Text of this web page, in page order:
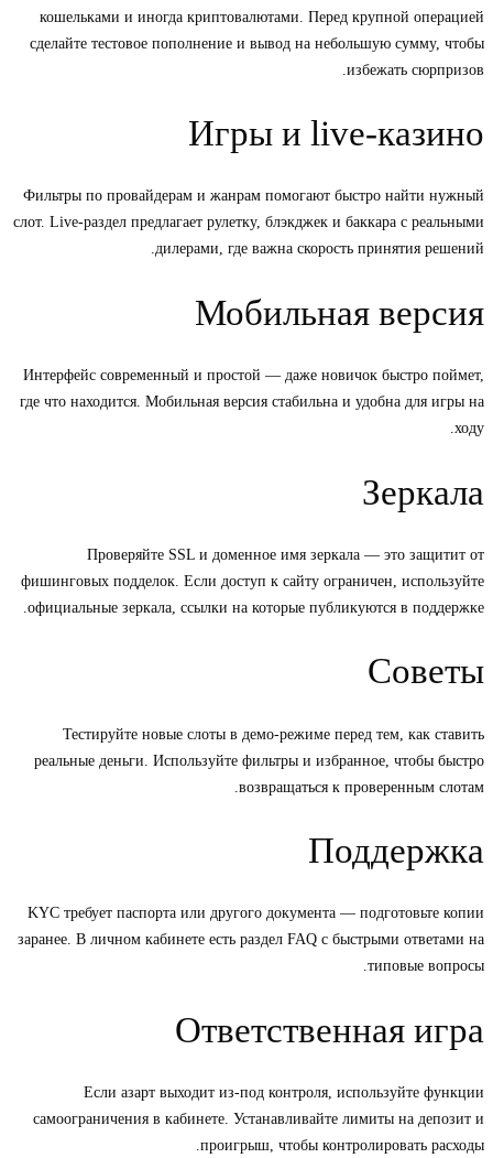
кошельками и иногда криптовалютами. Перед крупной операцией
сделайте тестовое пополнение и вывод на небольшую сумму, чтобы
избежать сюрпризов.
Игры и live-казино
Фильтры по провайдерам и жанрам помогают быстро найти нужный
слот. Live-раздел предлагает рулетку, блэкджек и баккара с реальными
дилерами, где важна скорость принятия решений.
Мобильная версия
Интерфейс современный и простой — даже новичок быстро поймет,
где что находится. Мобильная версия стабильна и удобна для игры на
ходу.
Зеркала
Проверяйте SSL и доменное имя зеркала — это защитит от
фишинговых подделок. Если доступ к сайту ограничен, используйте
официальные зеркала, ссылки на которые публикуются в поддержке.
Советы
Тестируйте новые слоты в демо-режиме перед тем, как ставить
реальные деньги. Используйте фильтры и избранное, чтобы быстро
возвращаться к проверенным слотам.
Поддержка
KYC требует паспорта или другого документа — подготовьте копии
заранее. В личном кабинете есть раздел FAQ с быстрыми ответами на
типовые вопросы.
Ответственная игра
Если азарт выходит из-под контроля, используйте функции
самоограничения в кабинете. Устанавливайте лимиты на депозит и
проигрыш, чтобы контролировать расходы.